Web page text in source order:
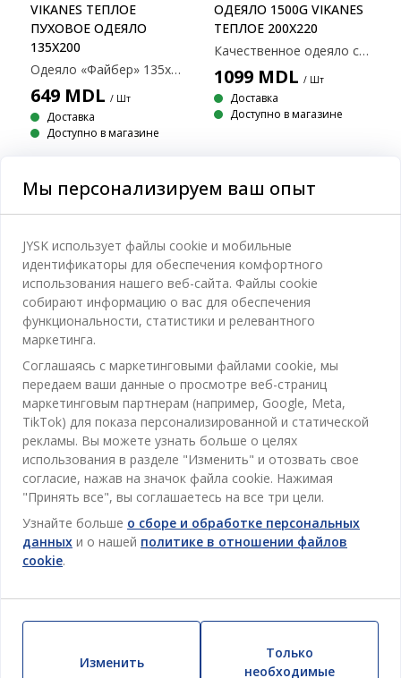
VIKANES ТЕПЛОЕ
ПУХОВОЕ ОДЕЯЛО
135X200
Одеяло «Файбер» 135х200 см с воздушным, хорошо изолирующим наполнителем из спирально скрученного полого волокна силиконизированного полиэстера, 950 г. Мягкая ткань из 100% полиэстеровой микрофибры. Температура стирки: 60°C.
649 MDL / Шт
Доставка
Доступно в магазине
ОДЕЯЛО 1500G VIKANES
ТЕПЛОЕ 200X220
Качественное одеяло с легким искусственным наполнением. Мягкий чехол из микрофибры. Вес наполнения: 1500 г. 200х220 см
1099 MDL / Шт
Доставка
Доступно в магазине
Категории
Спальня
Ванная
Кабинет
Гостиная
Столовая
Хранение
Шторы
Товары для дома
Отдел обслуживания клиентов
Контакты службы поддержки клиентов
Магазины и часы работы
Акции
Пользовательское соглашение
Гарантия на продукт
Политика конфиденциальности
Скидочная карта
Преимущества для клиентов
JYSK
Про JYSK
JYSK.com
Пресса
Вакансии
Новостная рассылка
Вдохновение
JYSK BUSINESS TO BUSINESS
Полезные ссылки
Устойчивое развитие
ОФИС
TAROL-DD S.R.L. ул.Юбилейная, 41A мун. Кишинёв,
Республика Молдова
JYSK BUSINESS TO BUSINESS (B2B)
Продажи и работа с юридическими лицами
Телефон: 060 531 531
E-mail: jysk@jysk.md
JYSK ОБСЛУЖИВАНИЕ КЛИЕНТОВ
Контактный центр для клиентов
Телефон: 022 022 030
E-mail: support@jysk.md
Следите за Jysk
Мы персонализируем ваш опыт
JYSK использует файлы cookie и мобильные
идентификаторы для обеспечения комфортного
использования нашего веб-сайта. Файлы cookie
собирают информацию о вас для обеспечения
функциональности, статистики и релевантного
маркетинга.
Соглашаясь с маркетинговыми файлами cookie, мы
передаем ваши данные о просмотре веб-страниц
маркетинговым партнерам (например, Google, Meta,
TikTok) для показа персонализированной и статической
рекламы. Вы можете узнать больше о целях
использования в разделе "Изменить" и отозвать свое
согласие, нажав на значок файла cookie. Нажимая
"Принять все", вы соглашаетесь на все три цели.
Узнайте больше о сборе и обработке персональных
данных и о нашей политике в отношении файлов
cookie.
Изменить
Только
необходимые